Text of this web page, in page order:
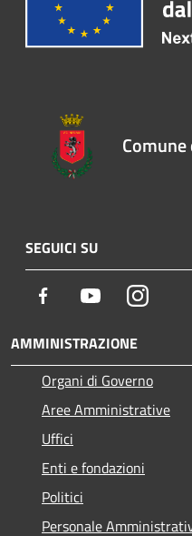
SEGUICI SU
Facebook Youtube
AMMINISTRAZIONE
Organi di Governo
Aree Amministrative
Uffici
Enti e fondazioni
Politici
Personale